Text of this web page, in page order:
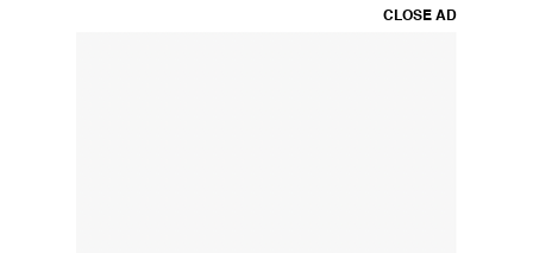
CLOSE AD